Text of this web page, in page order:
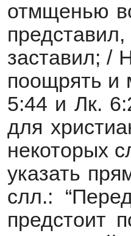
отмщенью
заставил; /
поощрять и
5:44 и Лк.
для
некоторых
указать
слл.:
предстоит